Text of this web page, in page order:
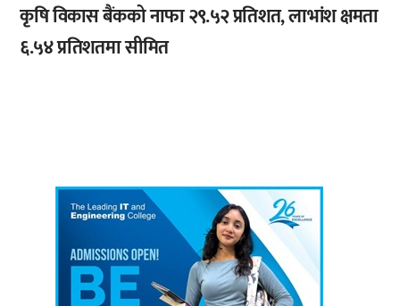
कृषि विकास बैंकको नाफा २९.५२ प्रतिशत, लाभांश क्षमता
६.५४ प्रतिशतमा सीमित